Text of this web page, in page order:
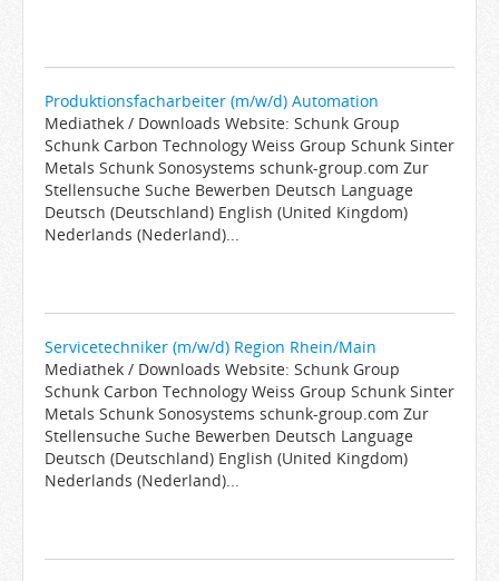
Produktionsfacharbeiter (m/w/d) Automation
Mediathek / Downloads Website: Schunk Group
Schunk Carbon Technology Weiss Group Schunk Sinter
Metals Schunk Sonosystems schunk-group.com Zur
Stellensuche Suche Bewerben Deutsch Language
Deutsch (Deutschland) English (United Kingdom)
Nederlands (Nederland)...
Servicetechniker (m/w/d) Region Rhein/Main
Mediathek / Downloads Website: Schunk Group
Schunk Carbon Technology Weiss Group Schunk Sinter
Metals Schunk Sonosystems schunk-group.com Zur
Stellensuche Suche Bewerben Deutsch Language
Deutsch (Deutschland) English (United Kingdom)
Nederlands (Nederland)...